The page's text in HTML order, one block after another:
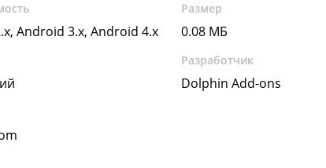
Android 3.x, Android 4.x
Размер
0.08 МБ
Разработчик
Dolphin Add-ons